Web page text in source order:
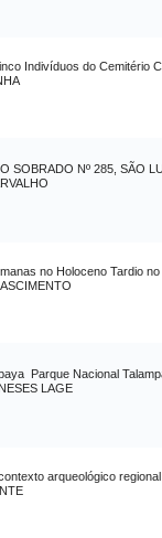
Indivíduos do Cemitério
SOBRADO Nº 285, SÃO
no Holoceno Tardio
 Parque Nacional
LAGE
arqueológico